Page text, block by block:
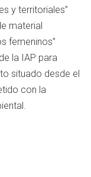
y territoriales”
material
femeninos”
la IAP para
situado desde el
con la